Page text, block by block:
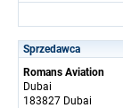
Sprzedawca
Romans Aviation
Dubai
183827 Dubai